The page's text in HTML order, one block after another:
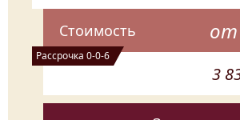
Стоимость от
Рассрочка 0-0-6
3